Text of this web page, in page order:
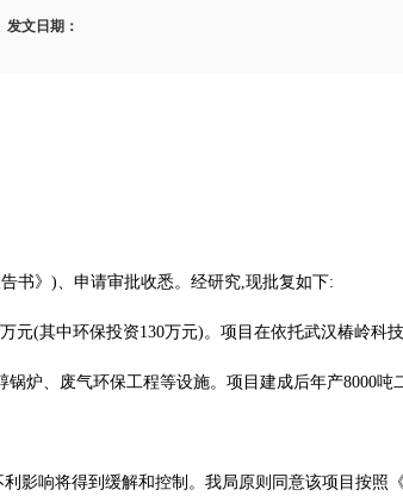
发文日期：
书》)、申请审批收悉。经研究,现批复如下:
元(其中环保投资130万元)。项目在依托武汉椿岭科
炉、废气环保工程等设施。项目建成后年产8000吨
影响将得到缓解和控制。我局原则同意该项目按照